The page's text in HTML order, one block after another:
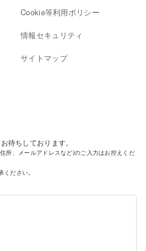
Cookie等利用ポリシー
情報セキュリティ
サイトマップ
待ちしております。
所、メールアドレスなど)のご入力はお控えくだ
ださい。